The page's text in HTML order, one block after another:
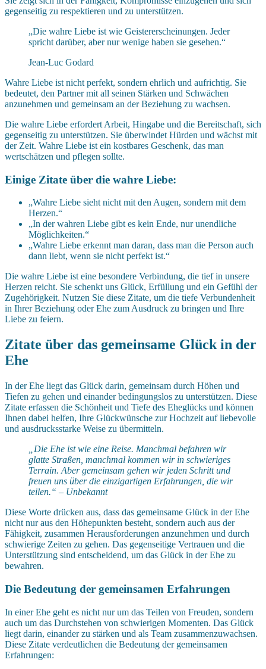
gegenseitig zu respektieren und zu unterstützen.
„Die wahre Liebe ist wie Geistererscheinungen. Jeder
spricht darüber, aber nur wenige haben sie gesehen.“
Jean-Luc Godard
Wahre Liebe ist nicht perfekt, sondern ehrlich und aufrichtig. Sie
bedeutet, den Partner mit all seinen Stärken und Schwächen
anzunehmen und gemeinsam an der Beziehung zu wachsen.
Die wahre Liebe erfordert Arbeit, Hingabe und die Bereitschaft, sich
gegenseitig zu unterstützen. Sie überwindet Hürden und wächst mit
der Zeit. Wahre Liebe ist ein kostbares Geschenk, das man
wertschätzen und pflegen sollte.
Einige Zitate über die wahre Liebe:
„Wahre Liebe sieht nicht mit den Augen, sondern mit dem
Herzen.“
„In der wahren Liebe gibt es kein Ende, nur unendliche
Möglichkeiten.“
„Wahre Liebe erkennt man daran, dass man die Person auch
dann liebt, wenn sie nicht perfekt ist.“
Die wahre Liebe ist eine besondere Verbindung, die tief in unsere
Herzen reicht. Sie schenkt uns Glück, Erfüllung und ein Gefühl der
Zugehörigkeit. Nutzen Sie diese Zitate, um die tiefe Verbundenheit
in Ihrer Beziehung oder Ehe zum Ausdruck zu bringen und Ihre
Liebe zu feiern.
Zitate über das gemeinsame Glück in der
Ehe
In der Ehe liegt das Glück darin, gemeinsam durch Höhen und
Tiefen zu gehen und einander bedingungslos zu unterstützen. Diese
Zitate erfassen die Schönheit und Tiefe des Eheglücks und können
Ihnen dabei helfen, Ihre Glückwünsche zur Hochzeit auf liebevolle
und ausdrucksstarke Weise zu übermitteln.
„Die Ehe ist wie eine Reise. Manchmal befahren wir
glatte Straßen, manchmal kommen wir in schwieriges
Terrain. Aber gemeinsam gehen wir jeden Schritt und
freuen uns über die einzigartigen Erfahrungen, die wir
teilen.“ – Unbekannt
Diese Worte drücken aus, dass das gemeinsame Glück in der Ehe
nicht nur aus den Höhepunkten besteht, sondern auch aus der
Fähigkeit, zusammen Herausforderungen anzunehmen und durch
schwierige Zeiten zu gehen. Das gegenseitige Vertrauen und die
Unterstützung sind entscheidend, um das Glück in der Ehe zu
bewahren.
Die Bedeutung der gemeinsamen Erfahrungen
In einer Ehe geht es nicht nur um das Teilen von Freuden, sondern
auch um das Durchstehen von schwierigen Momenten. Das Glück
liegt darin, einander zu stärken und als Team zusammenzuwachsen.
Diese Zitate verdeutlichen die Bedeutung der gemeinsamen
Erfahrungen: